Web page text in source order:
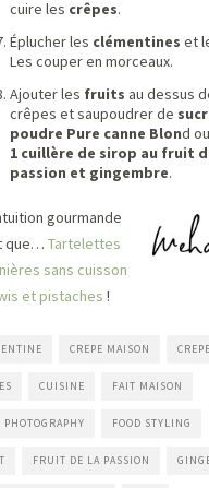
cuire les crêpes.
Éplucher les clémentines et
Les couper en morceaux.
Ajouter les fruits au dessus
crêpes et saupoudrer de
poudre Pure canne Blond
1 cuillère de sirop au fruit
passion et gingembre.
gourmande
que… Tartelettes
sans cuisson
et pistaches !
CREPE MAISON
CUISINE FAIT MAISON
PHOTOGRAPHY FOOD STYLING
FRUIT DE LA PASSION